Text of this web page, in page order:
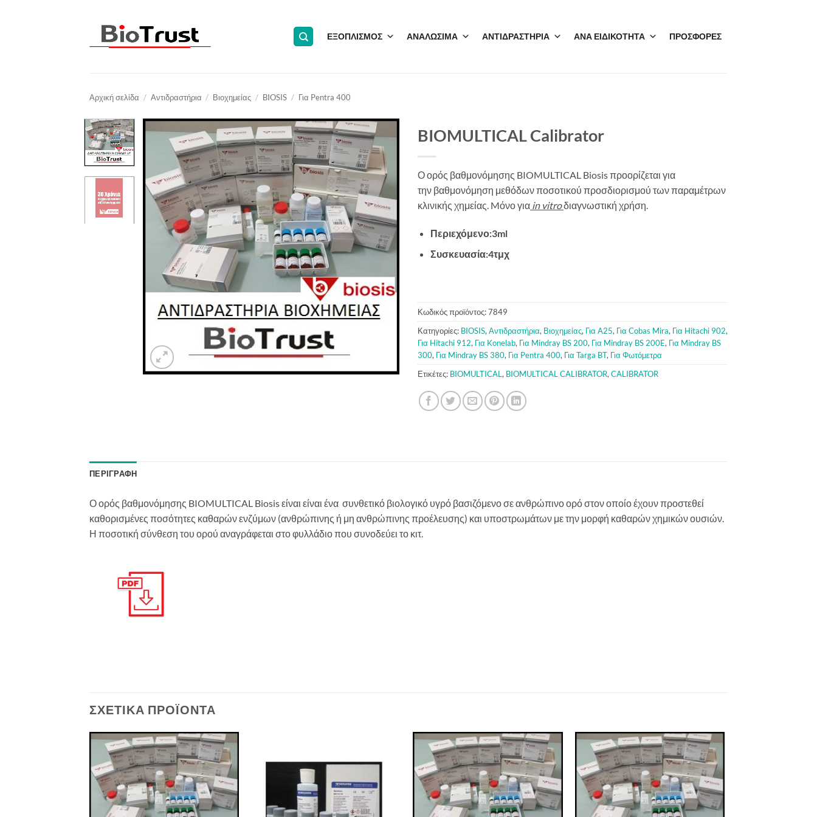
ΕΞΟΠΛΙΣΜΟΣ ΑΝΑΛΩΣΙΜΑ ΑΝΤΙΔΡΑΣΤΗΡΙΑ ΑΝΑ ΕΙΔΙΚΟΤΗΤΑ ΠΡΟΣΦΟΡΕΣ
Αρχική σελίδα / Αντιδραστήρια / Βιοχημείας / BIOSIS / Για Pentra 400
BIOMULTICAL Calibrator
Ο ορός βαθμονόμησης BIOMULTICAL Biosisπροορίζεται για
την βαθμονόμηση μεθόδων ποσοτικού προσδιορισμού των παραμέτρων
κλινικής χημείας. Mόνο για in vitroδιαγνωστική χρήση.
Περιεχόμενο:3ml
Συσκευασία:4τμχ
Κωδικός προϊόντος:7849
Κατηγορίες: BIOSIS, Αντιδραστήρια, Βιοχημείας, Για A25, Για Cobas Mira, Για Hitachi 902,
Για Hitachi 912, Για Konelab, Για Mindray BS 200, Για Mindray BS 200E, Για Mindray BS
300, Για Mindray BS 380, Για Pentra 400, Για Targa BT, Για Φωτόμετρα
Ετικέτες: BIOMULTICAL, BIOMULTICAL CALIBRATOR, CALIBRATOR
ΠΕΡΙΓΡΑΦΉ
Ο ορός βαθμονόμησης BIOMULTICAL Biosisείναι είναι ένα συνθετικό βιολογικό υγρό βασιζόμενο σε ανθρώπινο ορό στον οποίο έχουν προστεθεί
καθορισμένες ποσότητες καθαρών ενζύμων (ανθρώπινης ή μη ανθρώπινης προέλευσης) και υποστρωμάτων με την μορφή καθαρών χημικών ουσιών.
Η ποσοτική σύνθεση του ορού αναγράφεται στο φυλλάδιο που συνοδεύει το κιτ.
ΣΧΕΤΙΚΆ ΠΡΟΪΌΝΤΑ